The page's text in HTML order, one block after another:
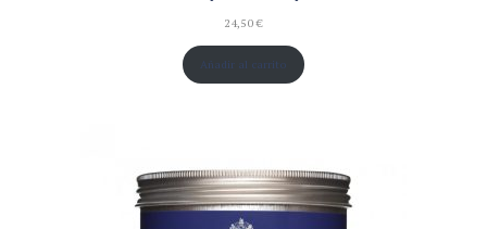
24,50€
Añadir al carrito